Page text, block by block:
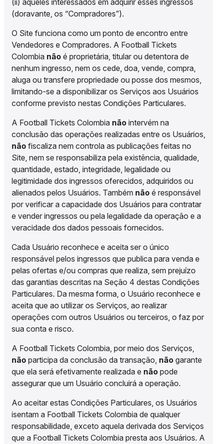
(ii) aqueles interessados em adquirir esses ingressos
(doravante, os “Compradores”).
O Site funciona como um ponto de encontro entre
Vendedores e Compradores. A Football Tickets
Colombia não é proprietária, titular ou detentora de
nenhum ingresso, nem os cede, doa, vende, compra,
aluga ou transfere propriedade ou posse dos mesmos,
limitando-se a disponibilizar os Serviços aos Usuários
conforme previsto nestas Condições Particulares.
A Football Tickets Colombia não intervém na
conclusão das operações realizadas entre os Usuários,
não fiscaliza nem controla as publicações feitas no
Site, nem se responsabiliza pela existência, qualidade,
quantidade, estado, integridade, legalidade ou
legitimidade dos ingressos oferecidos, adquiridos ou
alienados pelos Usuários. Também não é responsável
por verificar a capacidade dos Usuários para contratar
e vender ingressos ou pela legalidade da operação e a
veracidade dos dados pessoais fornecidos.
Cada Usuário reconhece e aceita ser o único
responsável pelos ingressos que publica para venda e
pelas ofertas e/ou compras que realiza, sem prejuízo
das garantias descritas na Seção 4 destas Condições
Particulares. Da mesma forma, o Usuário reconhece e
aceita que ao utilizar os Serviços, ao realizar
operações com outros Usuários ou terceiros, o faz por
sua conta e risco.
A Football Tickets Colombia, por meio dos Serviços,
não participa da conclusão da transação, não garante
que ela será efetivamente realizada e não pode
assegurar que um Usuário concluirá a operação.
Ao aceitar estas Condições Particulares, os Usuários
isentam a Football Tickets Colombia de qualquer
responsabilidade, exceto aquela derivada dos Serviços
que a Football Tickets Colombia presta aos Usuários. A